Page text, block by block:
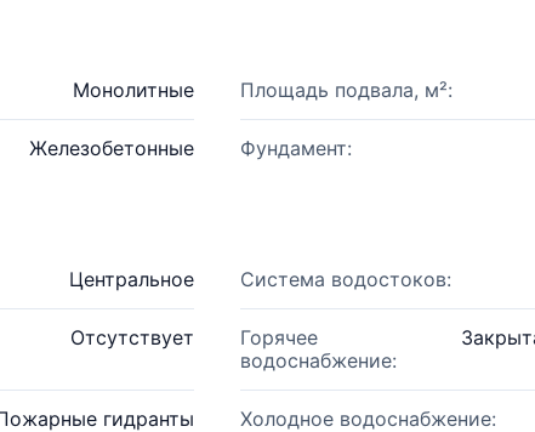
Монолитные Площадь подвала, м²:
Железобетонные Фундамент:
Центральное Система водостоков:
Отсутствует
Горячее
водоснабжение:
гидранты Холодное водоснабжение: